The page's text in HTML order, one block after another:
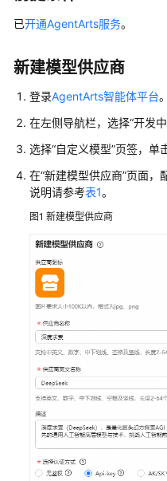
用
计
说
明
低
代
码
发
应
用
选
指
南
低
代
码
应
开
已开通AgentArts服务。
新建模型供应商
登录AgentArts智能体平台。
在左侧导航栏，选择“开发中
选择“自定义模型”页签，单
在“新建模型供应商”页面，
说明请参考表1。
图1 新建模型供应商